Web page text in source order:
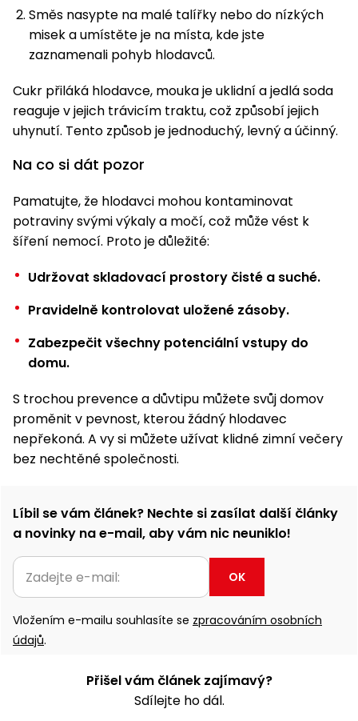
Směs nasypte na malé talířky nebo do nízkých
misek a umístěte je na místa, kde jste
zaznamenali pohyb hlodavců.
Cukr přiláká hlodavce, mouka je uklidní a jedlá soda
reaguje v jejich trávicím traktu, což způsobí jejich
uhynutí. Tento způsob je jednoduchý, levný a účinný.
Na co si dát pozor
Pamatujte, že hlodavci mohou kontaminovat
potraviny svými výkaly a močí, což může vést k
šíření nemocí. Proto je důležité:
Udržovat skladovací prostory čisté a suché.
Pravidelně kontrolovat uložené zásoby.
Zabezpečit všechny potenciální vstupy do
domu.
S trochou prevence a důvtipu můžete svůj domov
proměnit v pevnost, kterou žádný hlodavec
nepřekoná. A vy si můžete užívat klidné zimní večery
bez nechtěné společnosti.
Líbil se vám článek? Nechte si zasílat další články
a novinky na e-mail, aby vám nic neuniklo!
OK
Vložením e-mailu souhlasíte se zpracováním osobních
údajů.
Přišel vám článek zajímavý?
Sdílejte ho dál.